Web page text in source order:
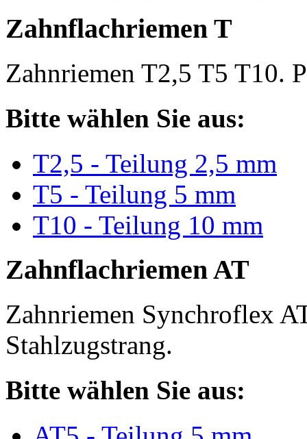
Zahnflachriemen T
Zahnriemen T2,5 T5 T10.
Bitte wählen Sie aus:
T2,5 - Teilung 2,5 mm
T5 - Teilung 5 mm
T10 - Teilung 10 mm
Zahnflachriemen AT
Zahnriemen Synchroflex
Stahlzugstrang.
Bitte wählen Sie aus: